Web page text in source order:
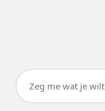
Zeg me wat je